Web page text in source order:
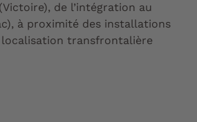
de l’intégration au
à proximité des installations
localisation transfrontalière